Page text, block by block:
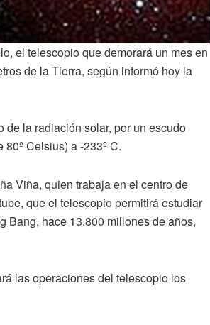
el telescopio que demorará un mes en
de la Tierra, según informó hoy la
de la radiación solar, por un escudo
Celsius) a -233º C.
Viña, quien trabaja en el centro de
que el telescopio permitirá estudiar
Bang, hace 13.800 millones de años,
las operaciones del telescopio los